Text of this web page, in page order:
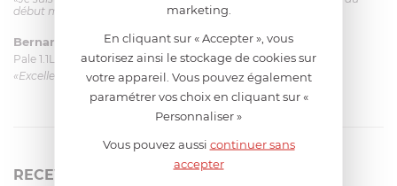
début mais ça le fait. La livraison a été très rapide. ...»
Bernard le 23/06/2026 à 09:43
Pale 1.1L pour Glacier Magimix 11031/121/123/124
«Excellent: produit et livraison»
RECEVEZ LA NEWSLETTER
marketing.
En cliquant sur « Accepter », vous
autorisez ainsi le stockage de cookies sur
votre appareil. Vous pouvez également
paramétrer vos choix en cliquant sur «
Personnaliser »
Vous pouvez aussi continuer sans
accepter